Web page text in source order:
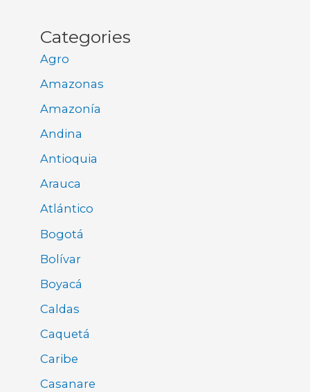
Categories
Agro
Amazonas
Amazonía
Andina
Antioquia
Arauca
Atlántico
Bogotá
Bolívar
Boyacá
Caldas
Caquetá
Caribe
Casanare